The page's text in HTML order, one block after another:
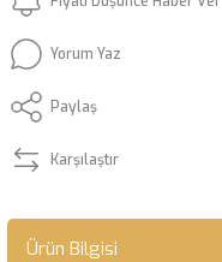
Yorum Yaz
Paylaş
Karşılaştır
Ürün Bilgisi